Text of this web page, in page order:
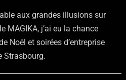
aux grandes illusions sur
MAGIKA, j’ai eu la chance
Noël et soirées d’entreprise
Strasbourg.